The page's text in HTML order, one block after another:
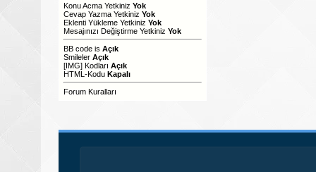
Konu Acma Yetkiniz Yok
Cevap Yazma Yetkiniz Yok
Eklenti Yükleme Yetkiniz Yok
Mesajınızı Değiştirme Yetkiniz Yok
BB code is Açık
Smileler Açık
[IMG] Kodları Açık
HTML-Kodu Kapalı
Forum Kuralları